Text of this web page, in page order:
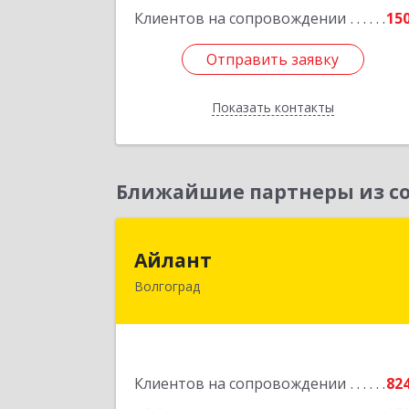
Клиентов на сопровождении
Отправить заявку
Показать контакты
Отправить заявку
Назад
Ближайшие партнеры из
Айлант
Волгоград
Клиентов на сопровождении
400001, Волгоградская обл, Волгоград